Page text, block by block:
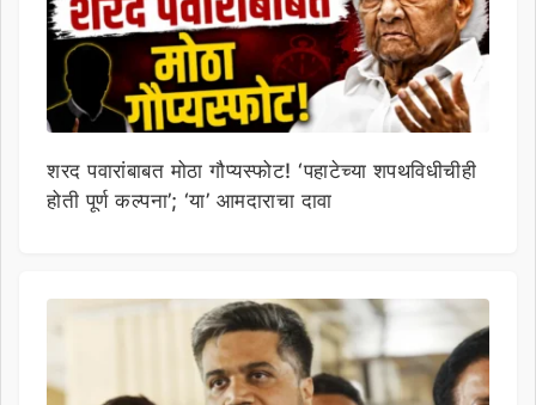
शरद पवारांबाबत मोठा गौप्यस्फोट! ‘पहाटेच्या शपथविधीचीही
होती पूर्ण कल्पना’; ‘या’ आमदाराचा दावा